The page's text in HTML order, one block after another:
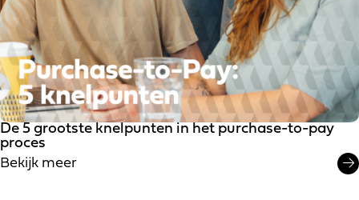
De 5 grootste knelpunten in het purchase-to-pay
proces
Bekijk meer